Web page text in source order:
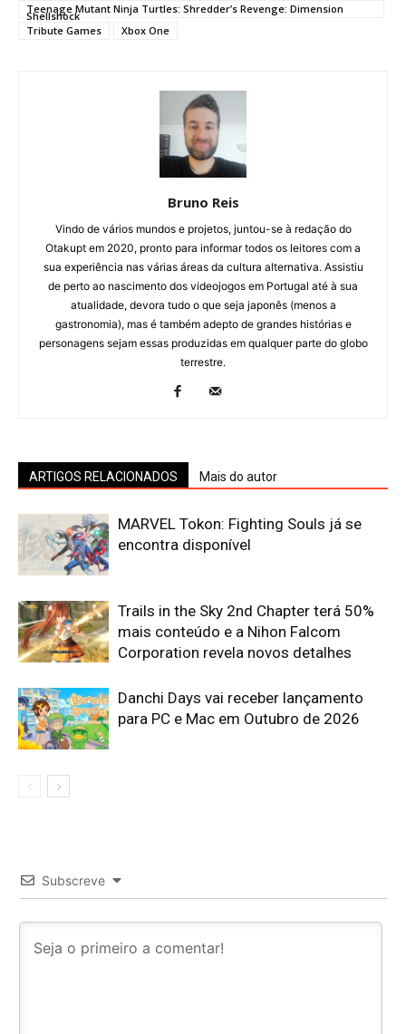
Teenage Mutant Ninja Turtles: Shredder’s Revenge: Dimension
Shellshock
Tribute Games
Xbox One
Bruno Reis
Vindo de vários mundos e projetos, juntou-se à redação do
Otakupt em 2020, pronto para informar todos os leitores com a
sua experiência nas várias áreas da cultura alternativa. Assistiu
de perto ao nascimento dos videojogos em Portugal até à sua
atualidade, devora tudo o que seja japonês (menos a
gastronomia), mas é também adepto de grandes histórias e
personagens sejam essas produzidas em qualquer parte do globo
terrestre.
ARTIGOS RELACIONADOS Mais do autor
MARVEL Tokon: Fighting Souls já se
encontra disponível
Trails in the Sky 2nd Chapter terá 50%
mais conteúdo e a Nihon Falcom
Corporation revela novos detalhes
Danchi Days vai receber lançamento
para PC e Mac em Outubro de 2026
Subscreve